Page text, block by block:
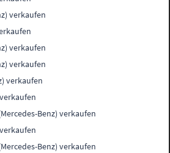
verkaufen
verkaufen
verkaufen
verkaufen
Benz) verkaufen
Benz) verkaufen